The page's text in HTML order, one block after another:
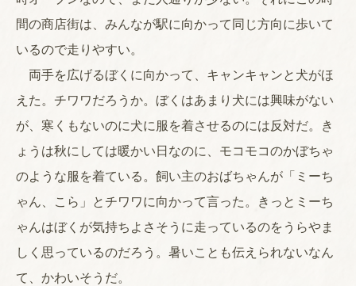
間の商店街は、みんなが駅に向かって同じ方向に歩いて
いるので走りやすい。
両手を広げるぼくに向かって、キャンキャンと犬がほ
えた。チワワだろうか。ぼくはあまり犬には興味がない
が、寒くもないのに犬に服を着させるのには反対だ。き
ょうは秋にしては暖かい日なのに、モコモコのかぼちゃ
のような服を着ている。飼い主のおばちゃんが「ミーち
ゃん、こら」とチワワに向かって言った。きっとミーち
ゃんはぼくが気持ちよさそうに走っているのをうらやま
しく思っているのだろう。暑いことも伝えられないなん
て、かわいそうだ。